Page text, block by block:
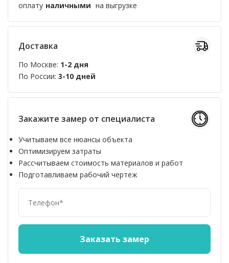
оплату наличными на выгрузке
Доставка
По Москве: 1-2 дня
По России: 3-10 дней
Закажите замер от специалиста
Учитываем все нюансы объекта
Оптимизируем затраты
Рассчитываем стоимость материалов и работ
Подготавливаем рабочий чертеж